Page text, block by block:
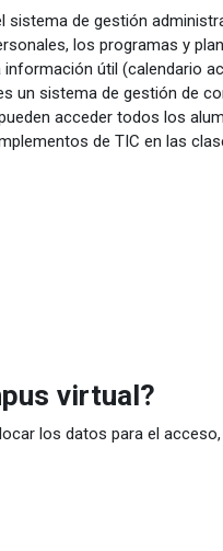
sistema de gestión
los programas y
útil (calendario
un sistema de gestión de
acceder todos los
de TIC en las
virtual?
los datos para el